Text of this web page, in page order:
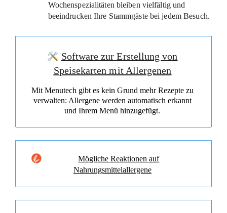
Software zur Erstellung von
Speisekarten mit Allergenen
Mit Menutech gibt es kein Grund mehr Rezepte zu
verwalten: Allergene werden automatisch erkannt
und Ihrem Menü hinzugefügt.
Mögliche Reaktionen auf
Nahrungsmittelallergene
Wochenspezialitäten bleiben vielfältig und
beeindrucken Ihre Stammgäste bei jedem Besuch.